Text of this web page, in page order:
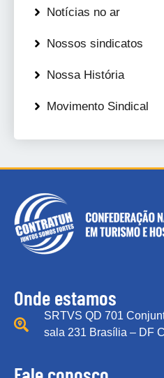
Notícias no ar
Nossos sindicatos
Nossa História
Movimento Sindical
Onde estamos
SRTVS QD 701
sala 231 Brasília – DF